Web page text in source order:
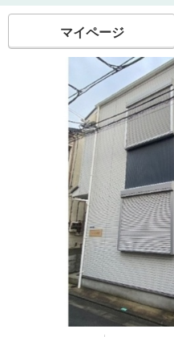
マイページ